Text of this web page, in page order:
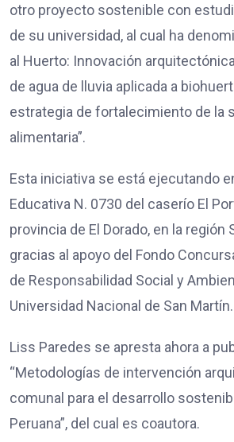
otro proyecto sostenible con
de su universidad, al cual ha
al Huerto: Innovación
de agua de lluvia aplicada a
estrategia de fortalecimiento de la
alimentaria”.
Esta iniciativa se está ejecutando
Educativa N. 0730 del caserío El
provincia de El Dorado, en la región
gracias al apoyo del Fondo
de Responsabilidad Social y
Universidad Nacional de San Martín.
Liss Paredes se apresta ahora a
“Metodologías de intervención
comunal para el desarrollo
Peruana”, del cual es coautora.